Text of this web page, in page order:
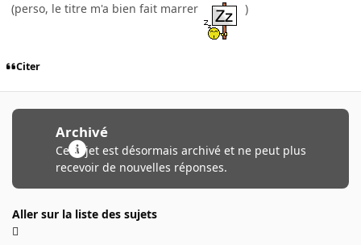
(perso, le titre m'a bien fait marrer )
Citer
Archivé
Ce sujet est désormais archivé et ne peut plus
recevoir de nouvelles réponses.
Aller sur la liste des sujets